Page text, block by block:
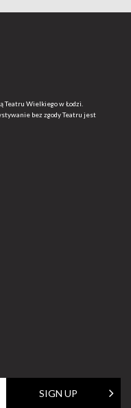
Teatru Wielkiego w Łodzi.
bez zgody Teatru jest